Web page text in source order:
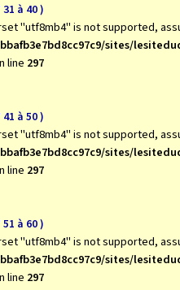
à 40 )
"utf8mb4" is not supported,
sites/
line 297
à 50 )
"utf8mb4" is not supported,
sites/
line 297
à 60 )
"utf8mb4" is not supported,
sites/
line 297